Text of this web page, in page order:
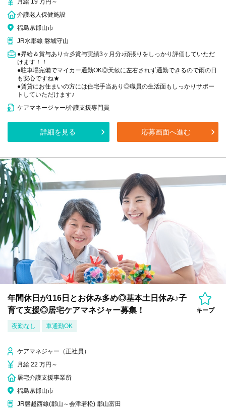
月給 19 万円～
介護老人保健施設
福島県郡山市
JR水郡線 磐城守山
●昇給＆賞与あり☆彡賞与実績3ヶ月分♪頑張りをしっかり評価していただ
けます！！
●駐車場完備でマイカー通勤OK◎天候に左右されず通勤できるので雨の日
も安心ですね★
●賃貸にお住まいの方には住宅手当あり◎職員の生活面もしっかりサポー
トしていただけます♪
ケアマネージャー/介護支援専門員
詳細を見る 応募画面へ進む
年間休日が116日とお休み多め◎基本土日休み♪子
育て支援◎居宅ケアマネジャー募集！
キープ
夜勤なし 車通勤OK
ケアマネジャー（正社員）
月給 22 万円～
居宅介護支援事業所
福島県郡山市
JR磐越西線(郡山～会津若松) 郡山富田